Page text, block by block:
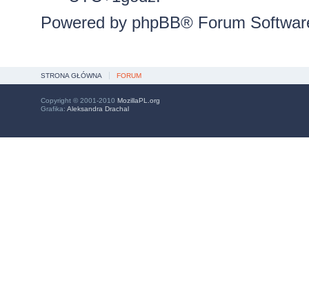
Powered by phpBB® Forum
STRONA GŁÓWNA FORUM
Copyright © 2001-2010 MozillaPL.org
Grafika: Aleksandra Drachal